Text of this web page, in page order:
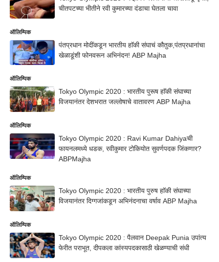
चीतपटच्या भीतीने रवी कुमारच्या दंडाचा घेतला चावा
ऑलिम्पिक
पंतप्रधान मोदींकडून भारतीय हाॅकी संघाचं कौतुक,पंतप्रधानांचा
खेळाडूंशी फोनवरून अभिनंदन! ABP Majha
ऑलिम्पिक
Tokyo Olympic 2020 : भारतीय पुरूष हाॅकी संघाच्या
विजयानंतर देशभरात जल्लोषाचे वातावरण ABP Majha
ऑलिम्पिक
Tokyo Olympic 2020 : Ravi Kumar Dahiyaची
फायनलमध्ये धडक, रवीकुमार टोकियोत सुवर्णपदक जिंकणार?
ABPMajha
ऑलिम्पिक
Tokyo Olympic 2020 : भारतीय पुरुष हाॅकी संघाच्या
विजयानंतर दिग्गजांकडून अभिनंदनाचा वर्षाव ABP Majha
ऑलिम्पिक
Tokyo Olympic 2020 : पैलवान Deepak Punia उपांत्य
फेरीत पराभूत, दीपकला कांस्यपदकासाठी खेळण्याची संधी